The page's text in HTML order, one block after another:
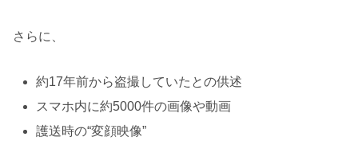
さらに、
約17年前から盗撮していたとの供述
スマホ内に約5000件の画像や動画
護送時の“変顔映像”